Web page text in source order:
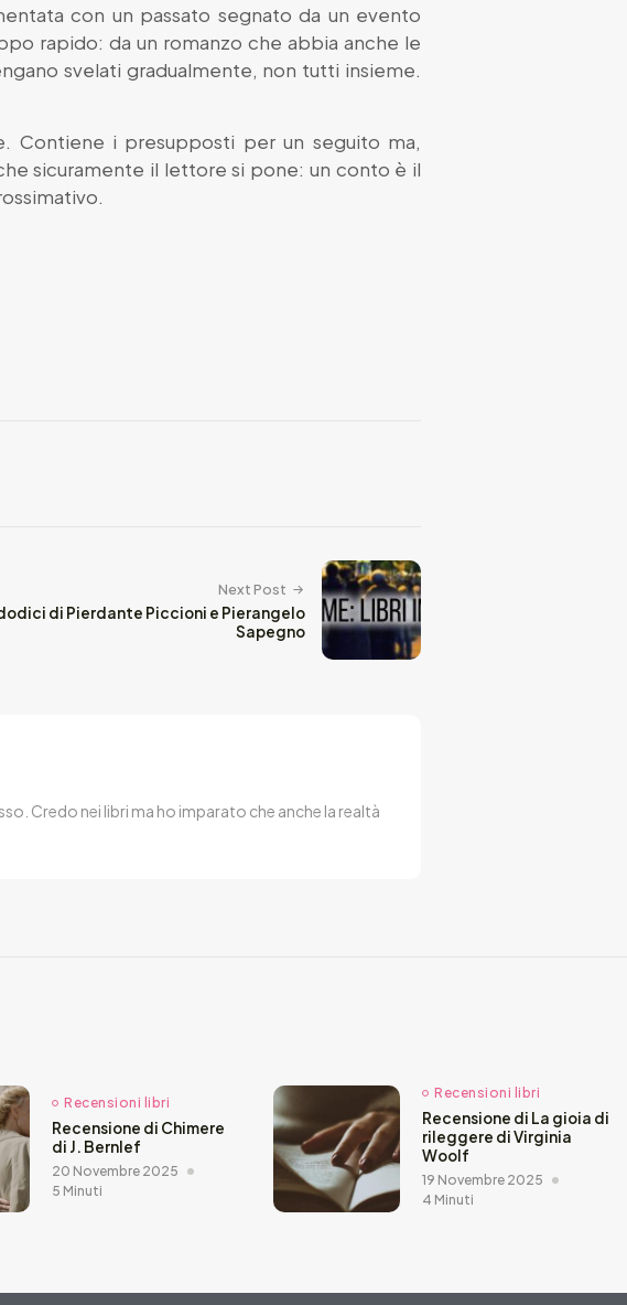
con un passato segnato da un evento
rapido: da un romanzo che abbia anche le
svelati gradualmente, non tutti insieme.
Contiene i presupposti per un seguito ma,
sicuramente il lettore si pone: un conto è il
Next Post
di Pierdante Piccioni e Pierangelo
Sapegno
Credo nei libri ma ho imparato che anche la realtà
Recensioni libri
Recensione di Chimere
di J. Bernlef
20 Novembre 2025
5 Minuti
Recensioni libri
Recensione di La gioia di
rileggere di Virginia
Woolf
19 Novembre 2025
4 Minuti